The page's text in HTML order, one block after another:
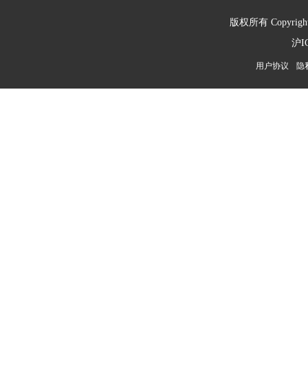
版权所有
沪
用户协议 隐